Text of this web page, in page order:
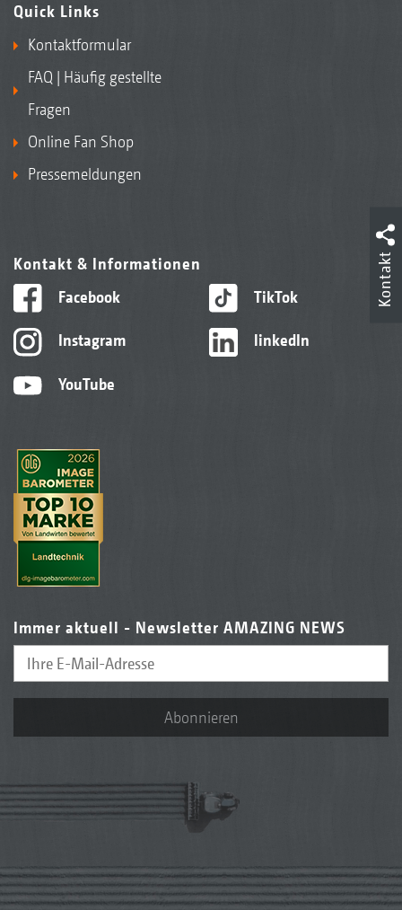
Quick Links
Kontaktformular
FAQ | Häufig gestellte
Fragen
Online Fan Shop
Pressemeldungen
Kontakt & Informationen
Facebook
Instagram
YouTube
TikTok
linkedIn
Immer aktuell - Newsletter AMAZING NEWS
Abonnieren
Kontakt